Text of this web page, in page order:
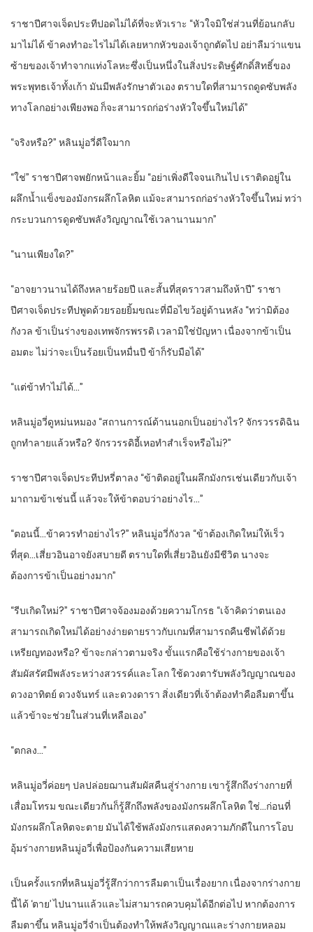
ราชาปีศาจเจ็ดประทีปอดไม่ได้ที่จะหัวเราะ “หัวใจมิใช่ส่วนที่ย้อนกลับ
มาไม่ได้ ข้าคงทำอะไรไม่ได้เลยหากหัวของเจ้าถูกตัดไป อย่าลืมว่าแขน
ซ้ายของเจ้าทำจากแท่งโลหะซึ่งเป็นหนึ่งในสิ่งประดิษฐ์ศักดิ์สิทธิ์ของ
พระพุทธเจ้าทั้งเก้า มันมีพลังรักษาตัวเอง ตราบใดที่สามารถดูดซับพลัง
ทางโลกอย่างเพียงพอ ก็จะสามารถก่อร่างหัวใจขึ้นใหม่ได้”
“จริงหรือ?” หลินมู่อวี่ดีใจมาก
“ใช่” ราชาปีศาจพยักหน้าและยิ้ม “อย่าเพิ่งดีใจจนเกินไป เราติดอยู่ใน
ผลึกน้ำแข็งของมังกรผลึกโลหิต แม้จะสามารถก่อร่างหัวใจขึ้นใหม่ ทว่า
กระบวนการดูดซับพลังวิญญาณใช้เวลานานมาก”
“นานเพียงใด?”
“อาจยาวนานได้ถึงหลายร้อยปี และสั้นที่สุดราวสามถึงห้าปี” ราชา
ปีศาจเจ็ดประทีปพูดด้วยรอยยิ้มขณะที่มือไขว้อยู่ด้านหลัง “ทว่ามิต้อง
กังวล ข้าเป็นร่างของเทพจักรพรรดิ เวลามิใช่ปัญหา เนื่องจากข้าเป็น
อมตะ ไม่ว่าจะเป็นร้อยเป็นหมื่นปี ข้าก็รับมือได้”
“แต่ข้าทำไม่ได้…”
หลินมู่อวี่ดูหม่นหมอง “สถานการณ์ด้านนอกเป็นอย่างไร? จักรวรรดิฉิน
ถูกทำลายแล้วหรือ? จักรวรรดิอี้เหอทำสำเร็จหรือไม่?”
ราชาปีศาจเจ็ดประทีปหรี่ตาลง “ข้าติดอยู่ในผลึกมังกรเช่นเดียวกับเจ้า
มาถามข้าเช่นนี้ แล้วจะให้ข้าตอบว่าอย่างไร…”
“ตอนนี้…ข้าควรทำอย่างไร?” หลินมู่อวี่กังวล “ข้าต้องเกิดใหม่ให้เร็ว
ที่สุด…เสี่ยวอินอาจยังสบายดี ตราบใดที่เสี่ยวอินยังมีชีวิต นางจะ
ต้องการข้าเป็นอย่างมาก”
“รีบเกิดใหม่?” ราชาปีศาจจ้องมองด้วยความโกรธ “เจ้าคิดว่าตนเอง
สามารถเกิดใหม่ได้อย่างง่ายดายราวกับเกมที่สามารถคืนชีพได้ด้วย
เหรียญทองหรือ? ข้าจะกล่าวตามจริง ขั้นแรกคือใช้ร่างกายของเจ้า
สัมผัสรัศมีพลังระหว่างสวรรค์และโลก ใช้ดวงตารับพลังวิญญาณของ
ดวงอาทิตย์ ดวงจันทร์ และดวงดารา สิ่งเดียวที่เจ้าต้องทำคือลืมตาขึ้น
แล้วข้าจะช่วยในส่วนที่เหลือเอง”
“ตกลง…”
หลินมู่อวี่ค่อยๆ ปลปล่อยฌานสัมผัสคืนสู่ร่างกาย เขารู้สึกถึงร่างกายที่
เสื่อมโทรม ขณะเดียวกันก็รู้สึกถึงพลังของมังกรผลึกโลหิต ใช่…ก่อนที่
มังกรผลึกโลหิตจะตาย มันได้ใช้พลังมังกรแสดงความภักดีในการโอบ
อุ้มร่างกายหลินมู่อวี่เพื่อป้องกันความเสียหาย
เป็นครั้งแรกที่หลินมู่อวี่รู้สึกว่าการลืมตาเป็นเรื่องยาก เนื่องจากร่างกาย
นี้ได้ ‘ตาย’ ไปนานแล้วและไม่สามารถควบคุมได้อีกต่อไป หากต้องการ
ลืมตาขึ้น หลินมู่อวี่จำเป็นต้องทำให้พลังวิญญาณและร่างกายหลอม